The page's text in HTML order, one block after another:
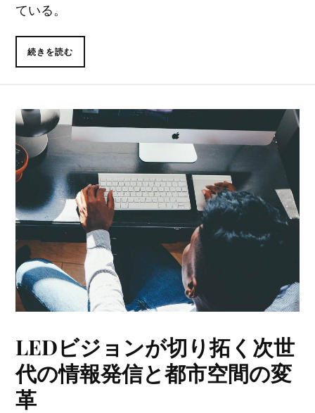
ている。
続きを読む
LEDビジョンが切り拓く次世
代の情報発信と都市空間の変
革